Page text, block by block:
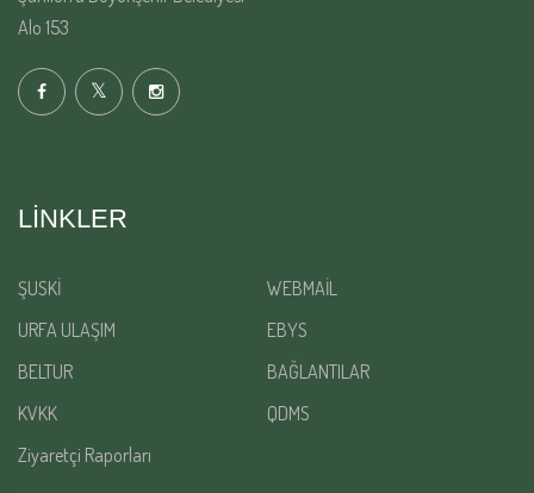
Alo 153
LINKLER
ŞUSKİ
WEBMAİL
URFA ULAŞIM
EBYS
BELTUR
BAĞLANTILAR
KVKK
QDMS
Ziyaretçi Raporları